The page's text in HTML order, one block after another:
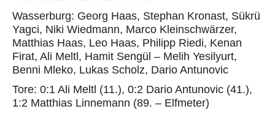
Wasserburg: Georg Haas, Stephan Kronast, Sükrü
Yagci, Niki Wiedmann, Marco Kleinschwärzer,
Matthias Haas, Leo Haas, Philipp Riedi, Kenan
Firat, Ali Meltl, Hamit Sengül – Melih Yesilyurt,
Benni Mleko, Lukas Scholz, Dario Antunovic
Tore: 0:1 Ali Meltl (11.), 0:2 Dario Antunovic (41.),
1:2 Matthias Linnemann (89. – Elfmeter)